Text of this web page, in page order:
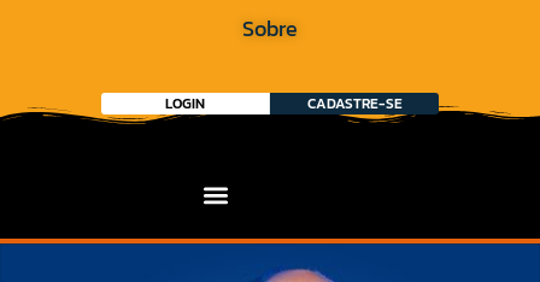
Sobre
LOGIN CADASTRE-SE